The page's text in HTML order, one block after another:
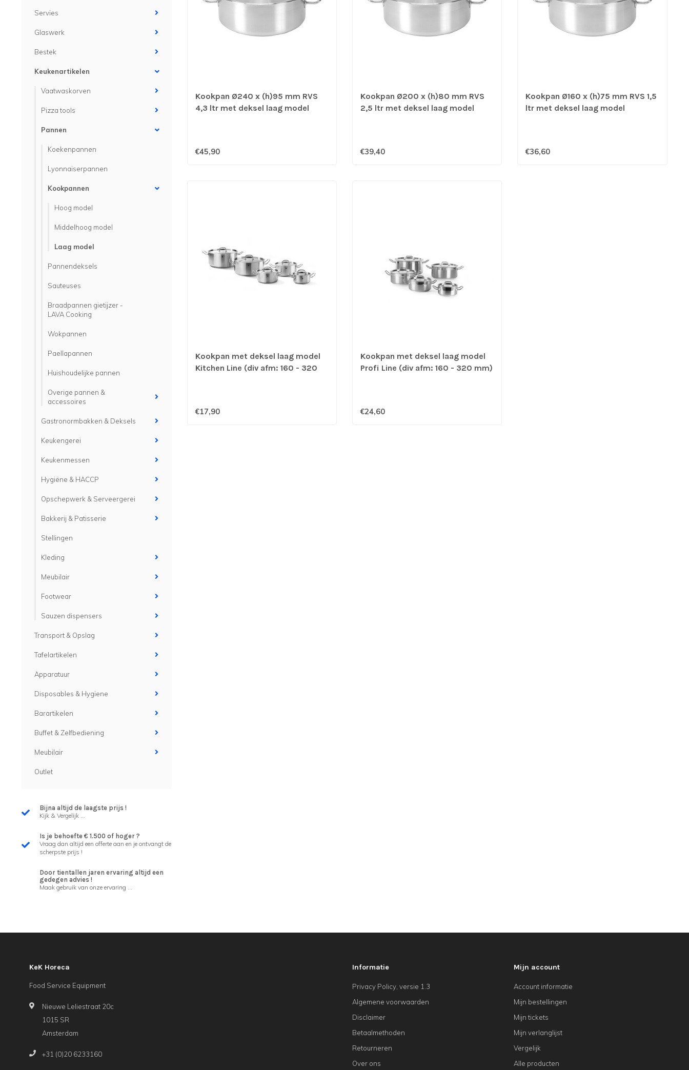
Servies
Glaswerk
Bestek
Keukenartikelen
Vaatwaskorven
Pizza tools
Pannen
Koekenpannen
Lyonnaiserpannen
Kookpannen
Hoog model
Middelhoog model
Laag model
Pannendeksels
Sauteuses
Braadpannen gietijzer -
LAVA Cooking
Wokpannen
Paellapannen
Huishoudelijke pannen
Overige pannen &
accessoires
Gastronormbakken & Deksels
Keukengerei
Keukenmessen
Hygiëne & HACCP
Opschepwerk & Serveergerei
Bakkerij & Patisserie
Stellingen
Kleding
Meubilair
Footwear
Sauzen dispensers
Transport & Opslag
Tafelartikelen
Apparatuur
Disposables & Hygiene
Barartikelen
Buffet & Zelfbediening
Meubilair
Outlet
Bijna altijd de laagste prijs !
Kijk & Vergelijk ...
Is je behoefte € 1.500 of hoger ?
Vraag dan altijd een offerte aan en je ontvangt de
scherpste prijs !
Door tientallen jaren ervaring altijd een
gedegen advies !
Maak gebruik van onze ervaring ...
Kookpan Ø240 x (h)95 mm RVS
4,3 ltr met deksel laag model
€45,90
Kookpan Ø200 x (h)80 mm RVS
2,5 ltr met deksel laag model
€39,40
Kookpan Ø160 x (h)75 mm RVS 1,5
ltr met deksel laag model
€36,60
Kookpan met deksel laag model
Kitchen Line (div afm: 160 - 320
€17,90
Kookpan met deksel laag model
Profi Line (div afm: 160 - 320 mm)
€24,60
KeK Horeca
Food Service Equipment
Nieuwe Leliestraat 20c
1015 SR
Amsterdam
+31 (0)20 6233160
Informatie
Privacy Policy, versie 1.3
Algemene voorwaarden
Disclaimer
Betaalmethoden
Retourneren
Over ons
Mijn account
Account informatie
Mijn bestellingen
Mijn tickets
Mijn verlanglijst
Vergelijk
Alle producten